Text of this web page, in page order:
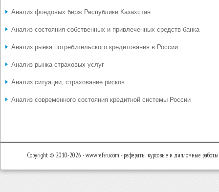
Анализ фондовых бирж Республики Казахстан
Анализ состояния собственных и привлеченных средств банка
Анализ рынка потребительского кредитования в России
Анализ рынка страховых услуг
Анализ ситуации, страхование рисков
Анализ современного состояния кредитной системы России
Copyright © 2010-2026 - www.refsru.com - рефераты, курсовые и дипломные работы